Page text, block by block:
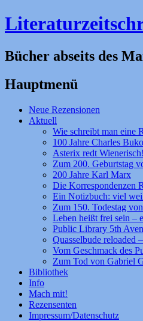
Bücher abseits des
Hauptmenü
Zum
Inhalt
Neue Rezensionen
Aktuell
Wie schreibt man eine
100 Jahre Charles
Asterix redt
Zum 200. Geburtstag
200 Jahre Karl Marx
Die Korrespondenzen
Ein Notizbuch: viel
Zum 150. Todestag
Leben heißt frei sein –
Public Library 5th
Quasselbude reloaded
Vom Geschmack des
Zum Tod von Gabriel
Bibliothek
Info
Mach mit!
Rezensenten
Impressum/Datenschutz